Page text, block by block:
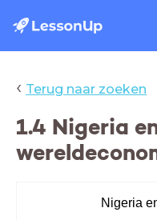
‹ Terug naar zoeken
1.4 Nigeria
Nigeria